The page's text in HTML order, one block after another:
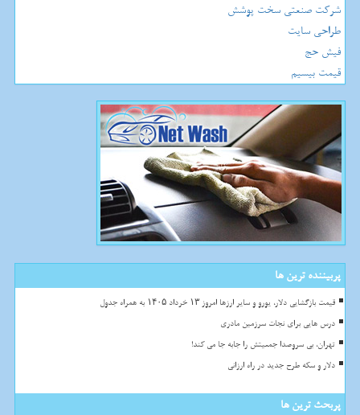
شرکت صنعتی سخت پوشش
طراحی سایت
فیش حج
قیمت بیسیم
پربیننده ترین ها
قیمت بازگشایی دلار، یورو و سایر ارزها امروز ۱۳ خرداد ۱۴۰۵ به همراه جدول
درس هایی برای نجات سرزمین مادری
تهران، بی سروصدا جمعیتش را جابه جا می کند!
دلار و سکه طرح جدید در راه ارزانی
پربحث ترین ها